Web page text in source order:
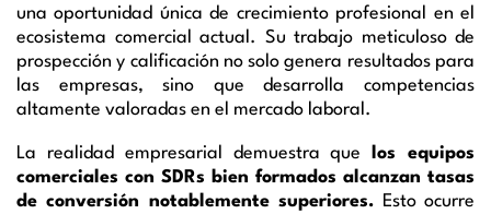
una oportunidad única de crecimiento profesional en el
ecosistema comercial actual. Su trabajo meticuloso de
prospección y calificación no solo genera resultados para
las empresas, sino que desarrolla competencias
altamente valoradas en el mercado laboral.
La realidad empresarial demuestra que
los equipos
comerciales con SDRs bien formados alcanzan tasas
de conversión notablemente superiores. Esto ocurre